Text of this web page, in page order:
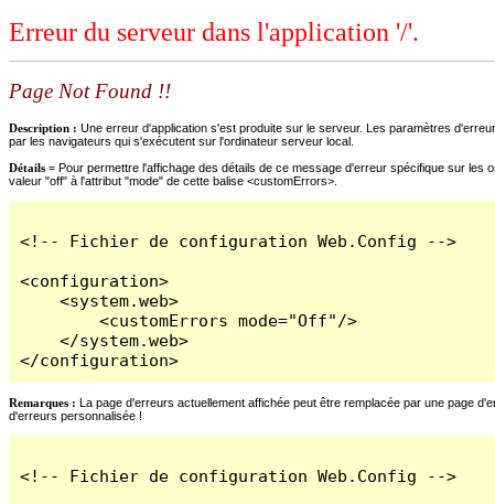
Erreur du serveur dans l'application '/'.
Page Not Found !!
Description : Une erreur d'application s'est produite sur le serveur. Les paramètres
par les navigateurs qui s'exécutent sur l'ordinateur serveur local.
Détails = Pour permettre l'affichage des détails de ce message d'erreur spécifique sur les
valeur "off" à l'attribut "mode" de cette balise <customErrors>.
<!-- Fichier de configuration Web.Config -->
<configuration>
    <system.web>
        <customErrors mode="Off"/>
    </system.web>
</configuration>
Remarques : La page d'erreurs actuellement affichée peut être remplacée par une page
d'erreurs personnalisée !
<!-- Fichier de configuration Web.Config -->